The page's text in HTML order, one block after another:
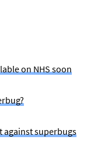
on NHS soon
against superbugs